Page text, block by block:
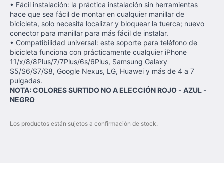
• Fácil instalación: la práctica instalación sin herramientas
hace que sea fácil de montar en cualquier manillar de
bicicleta, solo necesita localizar y bloquear la tuerca; nuevo
conector para manillar para más fácil de instalar.
• Compatibilidad universal: este soporte para teléfono de
bicicleta funciona con prácticamente cualquier iPhone
11/x/8/8Plus/7/7Plus/6s/6Plus, Samsung Galaxy
S5/S6/S7/S8, Google Nexus, LG, Huawei y más de 4 a 7
pulgadas.
NOTA: COLORES SURTIDO NO A ELECCIÓN ROJO - AZUL -
NEGRO
Los productos están sujetos a confirmación de stock.